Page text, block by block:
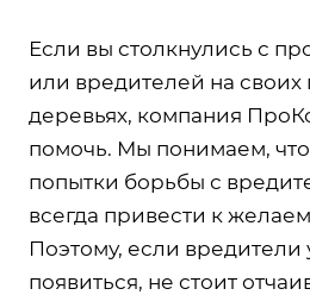
Если вы столкнулись с
или вредителей на своих
деревьях, компания
помочь. Мы понимаем,
попытки борьбы с
всегда привести к
Поэтому, если вредители
появиться, не стоит